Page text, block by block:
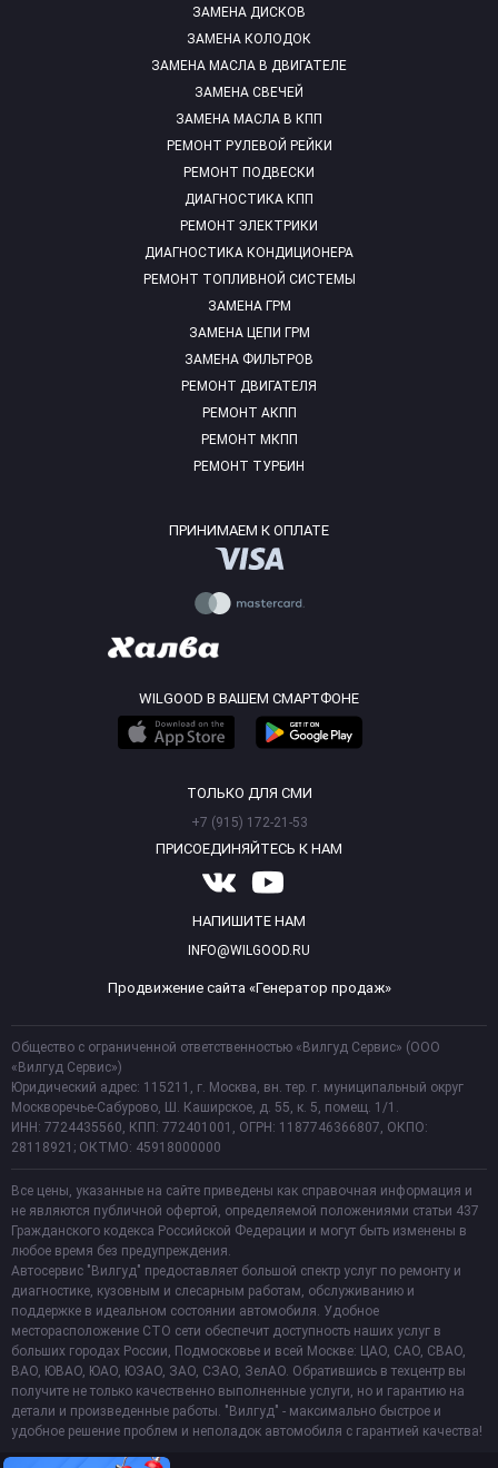
ЗАМЕНА ДИСКОВ
ЗАМЕНА КОЛОДОК
ЗАМЕНА МАСЛА В ДВИГАТЕЛЕ
ЗАМЕНА СВЕЧЕЙ
ЗАМЕНА МАСЛА В КПП
РЕМОНТ РУЛЕВОЙ РЕЙКИ
РЕМОНТ ПОДВЕСКИ
ДИАГНОСТИКА КПП
РЕМОНТ ЭЛЕКТРИКИ
ДИАГНОСТИКА КОНДИЦИОНЕРА
РЕМОНТ ТОПЛИВНОЙ СИСТЕМЫ
ЗАМЕНА ГРМ
ЗАМЕНА ЦЕПИ ГРМ
ЗАМЕНА ФИЛЬТРОВ
РЕМОНТ ДВИГАТЕЛЯ
РЕМОНТ АКПП
РЕМОНТ МКПП
РЕМОНТ ТУРБИН
ПРИНИМАЕМ К ОПЛАТЕ
WILGOOD В ВАШЕМ СМАРТФОНЕ
ТОЛЬКО ДЛЯ СМИ
+7 (915) 172-21-53
ПРИСОЕДИНЯЙТЕСЬ К НАМ
НАПИШИТЕ НАМ
INFO@WILGOOD.RU
Продвижение сайта «Генератор продаж»
Общество с ограниченной ответственностью «Вилгуд Сервис» (ООО
«Вилгуд Сервис»)
Юридический адрес: 115211, г. Москва, вн. тер. г. муниципальный округ
Москворечье-Сабурово, Ш. Каширское, д. 55, к. 5, помещ. 1/1.
ИНН: 7724435560, КПП: 772401001, ОГРН: 1187746366807, ОКПО:
28118921; ОКТМО: 45918000000
Все цены, указанные на сайте приведены как справочная информация и
не являются публичной офертой, определяемой положениями статьи 437
Гражданского кодекса Российской Федерации и могут быть изменены в
любое время без предупреждения.
Автосервис "Вилгуд" предоставляет большой спектр услуг по ремонту и
диагностике, кузовным и слесарным работам, обслуживанию и
поддержке в идеальном состоянии автомобиля. Удобное
месторасположение СТО сети обеспечит доступность наших услуг в
больших городах России, Подмосковье и всей Москве: ЦАО, САО, СВАО,
ВАО, ЮВАО, ЮАО, ЮЗАО, ЗАО, СЗАО, ЗелАО. Обратившись в техцентр вы
получите не только качественно выполненные услуги, но и гарантию на
детали и произведенные работы. "Вилгуд" - максимально быстрое и
удобное решение проблем и неполадок автомобиля с гарантией качества!